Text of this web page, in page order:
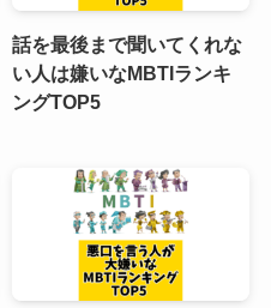
話を最後まで聞いてくれな
い人は嫌いなMBTIランキ
ングTOP5